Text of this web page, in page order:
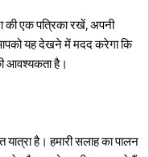
की एक पत्रिका रखें, अपनी
यह देखने में मदद करेगा कि
आवश्यकता है।
है। हमारी सलाह का पालन